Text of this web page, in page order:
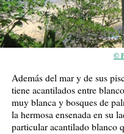
©
Además del mar y de sus
tiene acantilados entre
muy blanca y bosques de
la hermosa ensenada en su
particular acantilado blanco